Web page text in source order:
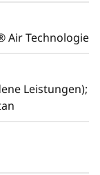
Blende
Zugriff
Air Technologie
Leistungen);